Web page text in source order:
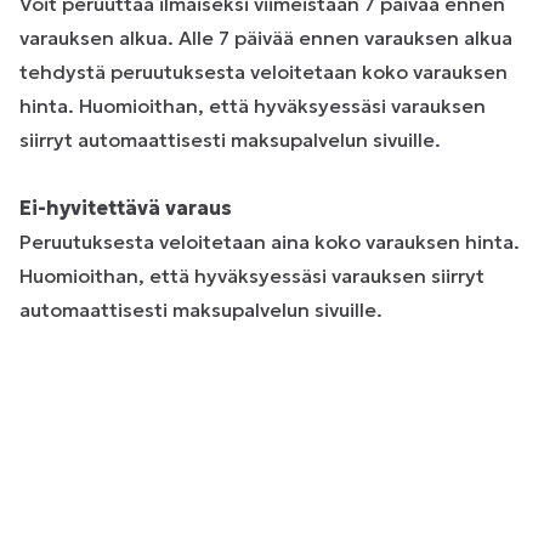
varauksen alkua. Alle 7 päivää ennen varauksen alkua
tehdystä peruutuksesta veloitetaan koko varauksen
hinta. Huomioithan, että hyväksyessäsi varauksen
siirryt automaattisesti maksupalvelun sivuille.
Ei-hyvitettävä varaus
Peruutuksesta veloitetaan aina koko varauksen hinta.
Huomioithan, että hyväksyessäsi varauksen siirryt
automaattisesti maksupalvelun sivuille.